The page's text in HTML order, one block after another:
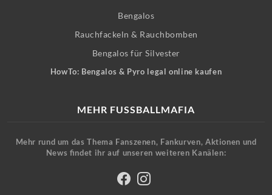
Bengalos
Rauchfackeln & Rauchbomben
Bengalos für Silvester
HowTo: Bengalos & Pyro legal online kaufen
MEHR FUSSBALLMAFIA
Mehr rund um das Thema Fanszenen, Fankurven, Aktionen und
News findet ihr auf unseren weiteren Kanälen: